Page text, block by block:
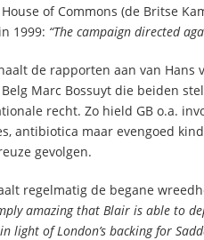
of Commons (de Britse
1999: “The campaign directed
de rapporten aan van Hans
Marc Bossuyt die beiden
recht. Zo hield GB o.a.
antibiotica maar evengoed
gevolgen.
regelmatig de begane
amazing that Blair is able to
light of London’s backing for